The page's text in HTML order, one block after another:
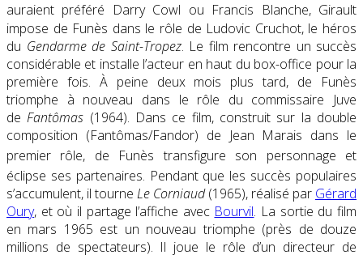
auraient préféré Darry Cowl ou Francis Blanche, Girault
impose de Funès dans le rôle de Ludovic Cruchot, le héros
du Gendarme de Saint-Tropez. Le film rencontre un succès
considérable et installe l’acteur en haut du box-office pour la
première fois. À peine deux mois plus tard, de Funès
triomphe à nouveau dans le rôle du commissaire Juve
deFantômas (1964). Dans ce film, construit sur la double
composition (Fantômas/Fandor) de Jean Marais dans le
premier rôle, de Funès transfigure son personnage et
éclipse ses partenaires. Pendant que les succès populaires
s’accumulent, il tourne Le Corniaud(1965), réalisé par Gérard
Oury, et où il partage l’affiche avec Bourvil. La sortie du film
en mars 1965 est un nouveau triomphe (près de douze
millions de spectateurs). Il joue le rôle d’un directeur de